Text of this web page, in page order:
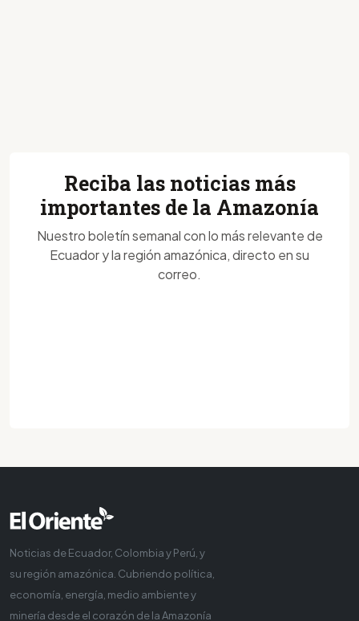
Reciba las noticias más
importantes de la Amazonía
Nuestro boletín semanal con lo más relevante de
Ecuador y la región amazónica, directo en su
correo.
Noticias de Ecuador, Colombia y Perú, y
su región amazónica. Cubriendo política,
economía, energía, medio ambiente y
minería desde el corazón de la Amazonía